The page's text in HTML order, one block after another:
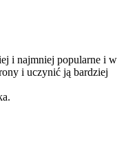
i najmniej popularne i w
i uczynić ją bardziej